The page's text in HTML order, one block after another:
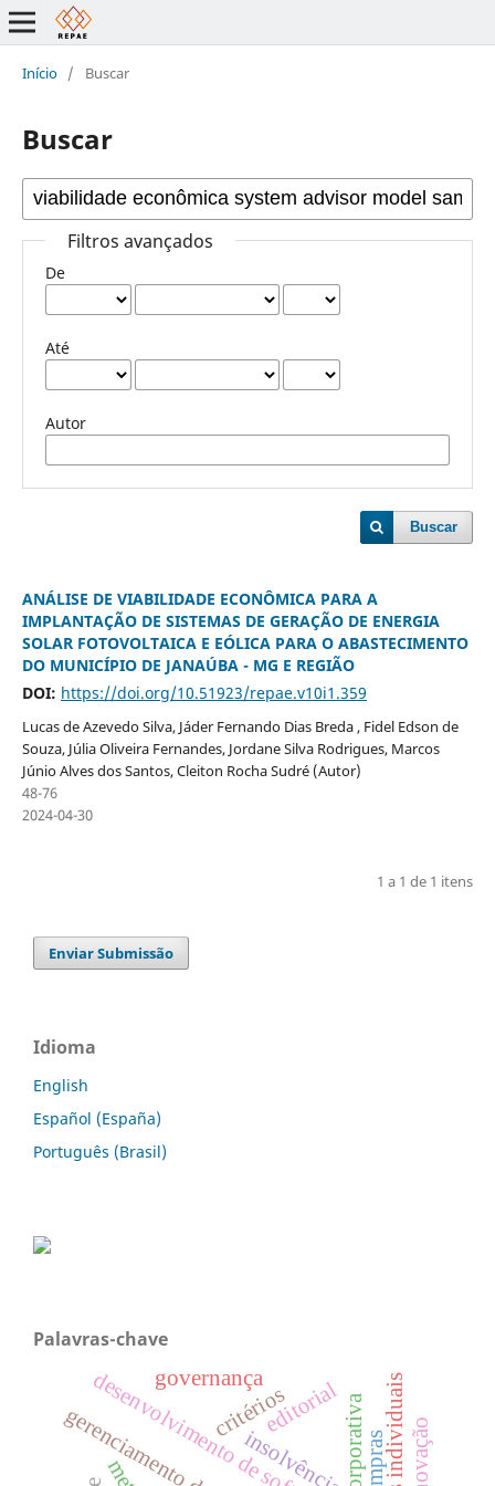
Início / Buscar
Buscar
Filtros avançados
De
Até
Autor
Buscar
ANÁLISE DE VIABILIDADE ECONÔMICA PARA A
IMPLANTAÇÃO DE SISTEMAS DE GERAÇÃO DE ENERGIA
SOLAR FOTOVOLTAICA E EÓLICA PARA O ABASTECIMENTO
DO MUNICÍPIO DE JANAÚBA - MG E REGIÃO
DOI: https://doi.org/10.51923/repae.v10i1.359
Lucas de Azevedo Silva, Jáder Fernando Dias Breda , Fidel Edson de
Souza, Júlia Oliveira Fernandes, Jordane Silva Rodrigues, Marcos
Júnio Alves dos Santos, Cleiton Rocha Sudré (Autor)
48-76
2024-04-30
1 a 1 de 1 itens
Enviar Submissão
Idioma
English
Español (España)
Português (Brasil)
Palavras-chave
desenvolvimento de software
critérios
insolvência
editorial
governança